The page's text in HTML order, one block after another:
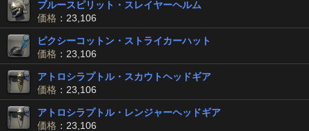
ブルースピリット・スレイヤーヘルム
価格 ：23,106
ピクシーコットン・ストライカーハット
価格 ：23,106
アトロシラプトル・スカウトヘッドギア
価格 ：23,106
アトロシラプトル・レンジャーヘッドギア
価格 ：23,106